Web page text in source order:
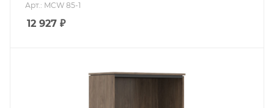
Арт.: MCW 85-1
12 927 ₽